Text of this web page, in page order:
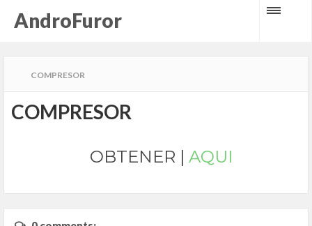
AndroFuror
COMPRESOR
COMPRESOR
OBTENER | AQUI